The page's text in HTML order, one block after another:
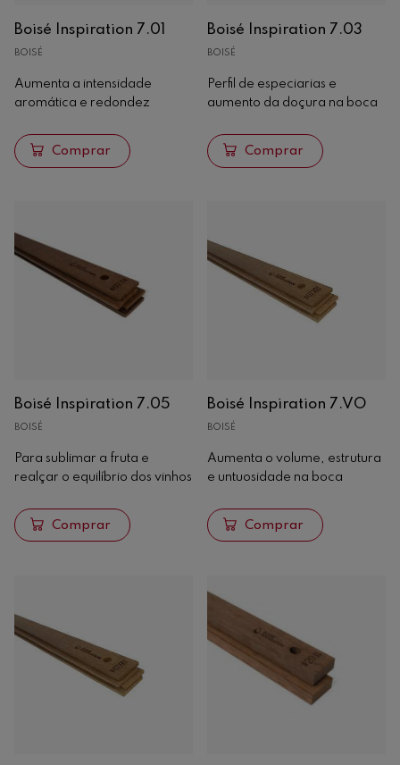
Boisé Inspiration 7.01
BOISÉ
Aumenta a intensidade
aromática e redondez
Comprar
Boisé Inspiration 7.03
BOISÉ
Perfil de especiarias e
aumento da doçura na boca
Comprar
Boisé Inspiration 7.05
BOISÉ
Para sublimar a fruta e
realçar o equilíbrio dos vinhos
Comprar
Boisé Inspiration 7.VO
BOISÉ
Aumenta o volume, estrutura
e untuosidade na boca
Comprar
Boisé
Sticks
Oenoblock
Barricas e grandes recipientes
Maquinaria